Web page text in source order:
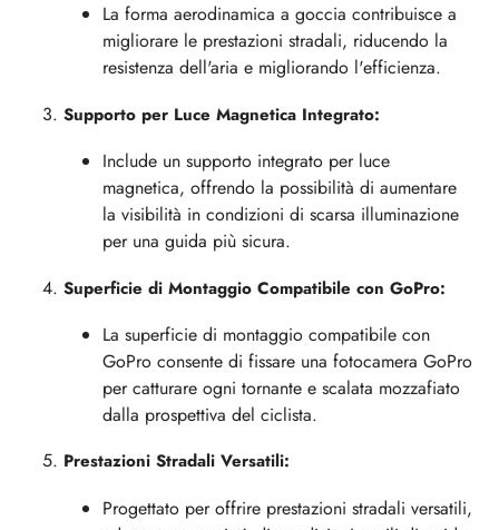
La forma aerodinamica a goccia contribuisce a
migliorare le prestazioni stradali, riducendo la
resistenza dell'aria e migliorando l'efficienza.
Supporto per Luce Magnetica Integrato:
Include un supporto integrato per luce
magnetica, offrendo la possibilità di aumentare
la visibilità in condizioni di scarsa illuminazione
per una guida più sicura.
Superficie di Montaggio Compatibile con GoPro:
La superficie di montaggio compatibile con
GoPro consente di fissare una fotocamera GoPro
per catturare ogni tornante e scalata mozzafiato
dalla prospettiva del ciclista.
Prestazioni Stradali Versatili:
Progettato per offrire prestazioni stradali versatili,